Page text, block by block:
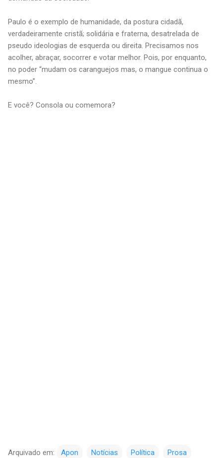
Paulo é o exemplo de humanidade, da postura cidadã,
verdadeiramente cristã; solidária e fraterna, desatrelada de
pseudo ideologias de esquerda ou direita. Precisamos nos
acolher, abraçar, socorrer e votar melhor. Pois, por enquanto,
no poder “mudam os caranguejos mas, o mangue continua o
mesmo”.
E você? Consola ou comemora?
Arquivado em: Apon Notícias Política Prosa